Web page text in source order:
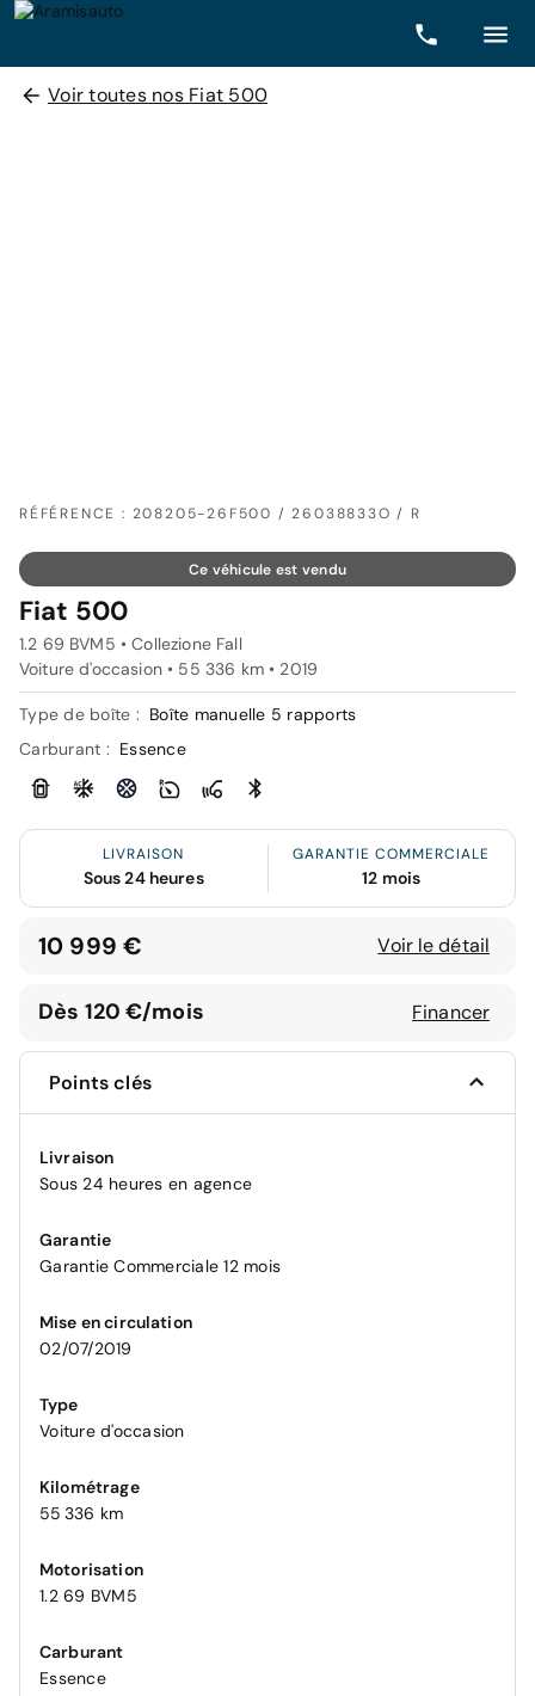
Voir toutes nos Fiat 500
RÉFÉRENCE : 208205-26F500 / 26038833O / R
Ce véhicule est vendu
Fiat 500
1.2 69 BVM5 • Collezione Fall
Voiture d'occasion • 55 336 km • 2019
Type de boîte : Boîte manuelle 5 rapports
Carburant : Essence
LIVRAISON
Sous 24 heures
GARANTIE COMMERCIALE
12 mois
10 999 € Voir le détail
Dès 120 €/mois Financer
Points clés
Livraison
Sous 24 heures en agence
Garantie
Garantie Commerciale 12 mois
Mise en circulation
02/07/2019
Type
Voiture d'occasion
Kilométrage
55 336 km
Motorisation
1.2 69 BVM5
Carburant
Essence